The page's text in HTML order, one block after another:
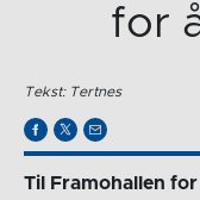
for
Tekst: Tertnes
Til Framohallen